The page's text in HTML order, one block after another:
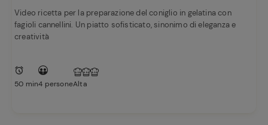
Video ricetta per la preparazione del coniglio in gelatina con
fagioli cannellini. Un piatto sofisticato, sinonimo di eleganza e
creatività
50 min4 personeAlta